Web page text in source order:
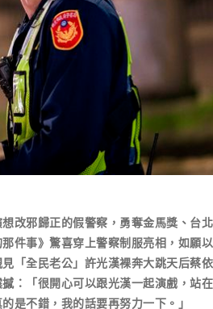
改邪歸正的假警察，勇奪金馬獎、台
件事》驚喜穿上警察制服亮相，如願以
「全民老公」許光漢裸奔大跳天后蔡
：「很開心可以跟光漢一起演戲，站
是不錯，我的話要再努力一下。」